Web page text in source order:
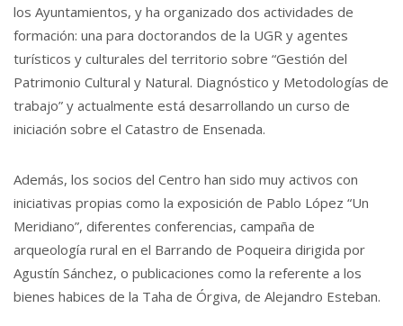
los Ayuntamientos, y ha organizado dos actividades de
formación: una para doctorandos de la UGR y agentes
turísticos y culturales del territorio sobre “Gestión del
Patrimonio Cultural y Natural. Diagnóstico y Metodologías de
trabajo” y actualmente está desarrollando un curso de
iniciación sobre el Catastro de Ensenada.
Además, los socios del Centro han sido muy activos con
iniciativas propias como la exposición de Pablo López “Un
Meridiano”, diferentes conferencias, campaña de
arqueología rural en el Barrando de Poqueira dirigida por
Agustín Sánchez, o publicaciones como la referente a los
bienes habices de la Taha de Órgiva, de Alejandro Esteban.